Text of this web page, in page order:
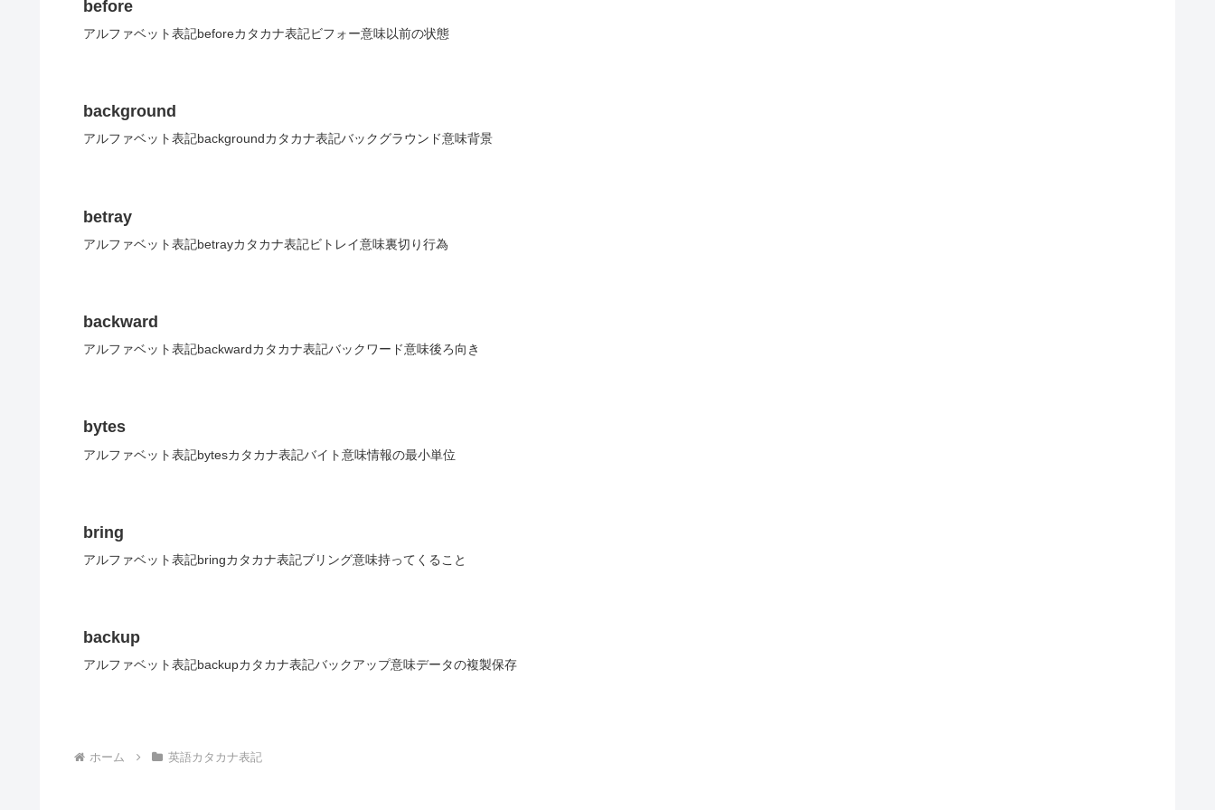
before
アルファベット表記beforeカタカナ表記ビフォー意味以前の状態
background
アルファベット表記backgroundカタカナ表記バックグラウンド意味背景
betray
アルファベット表記betrayカタカナ表記ビトレイ意味裏切り行為
backward
アルファベット表記backwardカタカナ表記バックワード意味後ろ向き
bytes
アルファベット表記bytesカタカナ表記バイト意味情報の最小単位
bring
アルファベット表記bringカタカナ表記ブリング意味持ってくること
backup
アルファベット表記backupカタカナ表記バックアップ意味データの複製保存
ホーム 英語カタカナ表記